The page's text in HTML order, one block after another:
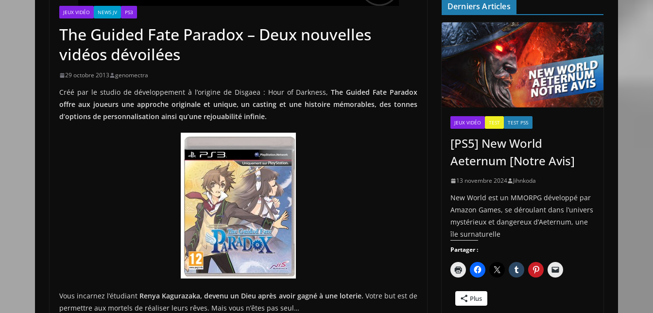
JEUX VIDÉO NEWS JV PS3
The Guided Fate Paradox – Deux nouvelles
vidéos dévoilées
29 octobre 2013 genomectra
Créé par le studio de développement à l’origine de Disgaea : Hour of Darkness,The Guided Fate Paradox
offre aux joueurs une approche originale et unique, un casting et une histoire mémorables, des tonnes
d’options de personnalisation ainsi qu’une rejouabilité infinie.
Vous incarnez l’étudiant Renya Kagurazaka, devenu un Dieu après avoir gagné à une loterie. Votre but est de
permettre aux mortels de réaliser leurs rêves. Mais vous n’êtes pas seul…
Derniers Articles
JEUX VIDÉO TEST TEST PS5
[PS5] New World
Aeternum [Notre Avis]
13 novembre 2024 Jihnkoda
New World est un MMORPG développé par
Amazon Games, se déroulant dans l’univers
mystérieux et dangereux d’Aeternum, une
île surnaturelle
Partager :
Plus